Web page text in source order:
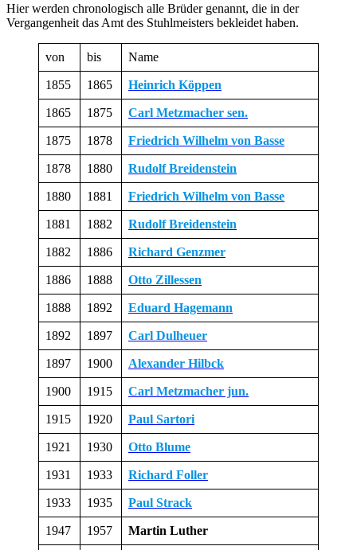
Hier werden chronologisch alle Brüder genannt, die in der
Vergangenheit das Amt des Stuhlmeisters bekleidet haben.
von bis Name
1855 1865 Heinrich Köppen
1865 1875 Carl Metzmacher sen.
1875 1878 Friedrich Wilhelm von Basse
1878 1880 Rudolf Breidenstein
1880 1881 Friedrich Wilhelm von Basse
1881 1882 Rudolf Breidenstein
1882 1886 Richard Genzmer
1886 1888 Otto Zillessen
1888 1892 Eduard Hagemann
1892 1897 Carl Dulheuer
1897 1900 Alexander Hilbck
1900 1915 Carl Metzmacher jun.
1915 1920 Paul Sartori
1921 1930 Otto Blume
1931 1933 Richard Foller
1933 1935 Paul Strack
1947 1957 Martin Luther